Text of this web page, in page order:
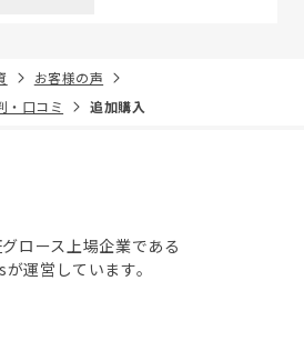
お客様の声
・口コミ
追加購入
ロース上場企業である
運営しています。